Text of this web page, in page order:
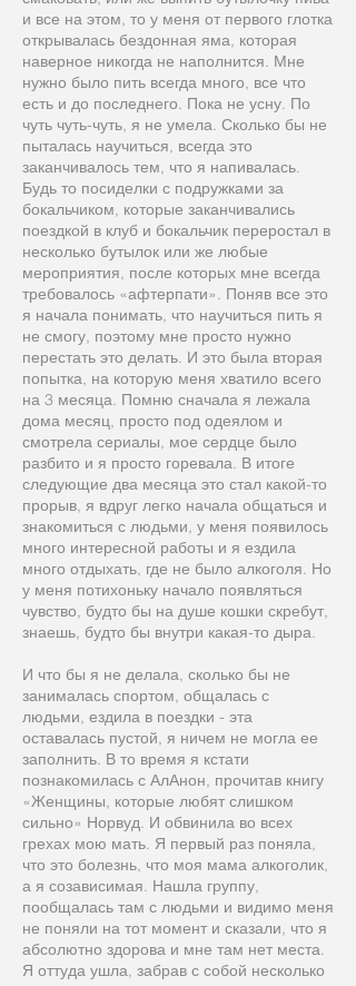
и все на этом, то у меня от первого глотка
открывалась бездонная яма, которая
наверное никогда не наполнится. Мне
нужно было пить всегда много, все что
есть и до последнего. Пока не усну. По
чуть чуть-чуть, я не умела. Сколько бы не
пыталась научиться, всегда это
заканчивалось тем, что я напивалась.
Будь то посиделки с подружками за
бокальчиком, которые заканчивались
поездкой в клуб и бокальчик переростал в
несколько бутылок или же любые
мероприятия, после которых мне всегда
требовалось «афтерпати». Поняв все это
я начала понимать, что научиться пить я
не смогу, поэтому мне просто нужно
перестать это делать. И это была вторая
попытка, на которую меня хватило всего
на 3 месяца. Помню сначала я лежала
дома месяц, просто под одеялом и
смотрела сериалы, мое сердце было
разбито и я просто горевала. В итоге
следующие два месяца это стал какой-то
прорыв, я вдруг легко начала общаться и
знакомиться с людьми, у меня появилось
много интересной работы и я ездила
много отдыхать, где не было алкоголя. Но
у меня потихоньку начало появляться
чувство, будто бы на душе кошки скребут,
знаешь, будто бы внутри какая-то дыра.
И что бы я не делала, сколько бы не
занималась спортом, общалась с
людьми, ездила в поездки - эта
оставалась пустой, я ничем не могла ее
заполнить. В то время я кстати
познакомилась с АлАнон, прочитав книгу
«Женщины, которые любят слишком
сильно» Норвуд. И обвинила во всех
грехах мою мать. Я первый раз поняла,
что это болезнь, что моя мама алкоголик,
а я созависимая. Нашла группу,
пообщалась там с людьми и видимо меня
не поняли на тот момент и сказали, что я
абсолютно здорова и мне там нет места.
Я оттуда ушла, забрав с собой несколько